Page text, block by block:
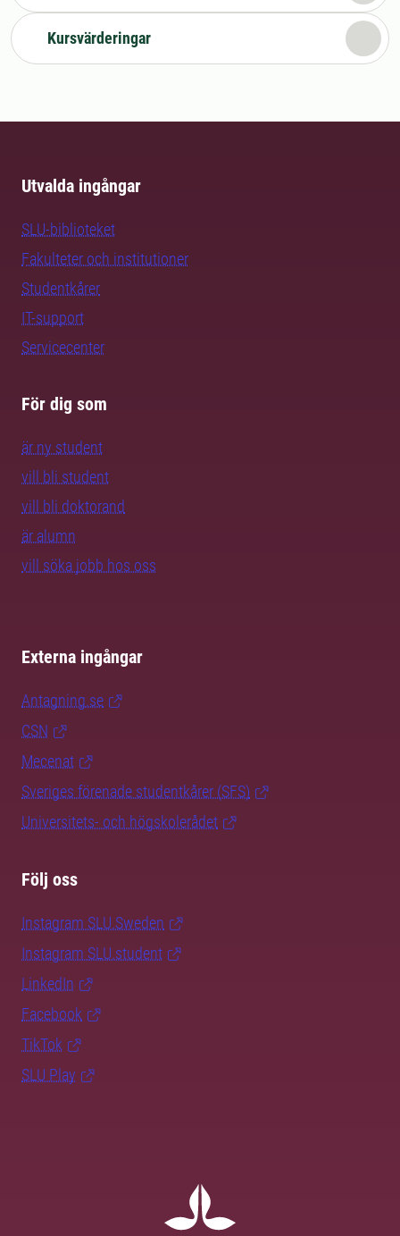
Kursvärderingar
Utvalda ingångar
SLU-biblioteket
Fakulteter och institutioner
Studentkårer
IT-support
Servicecenter
För dig som
är ny student
vill bli student
vill bli doktorand
är alumn
vill söka jobb hos oss
Externa ingångar
Antagning.se
CSN
Mecenat
Sveriges förenade studentkårer (SFS)
Universitets- och högskolerådet
Följ oss
Instagram SLU.Sweden
Instagram SLU.student
LinkedIn
Facebook
TikTok
SLU Play